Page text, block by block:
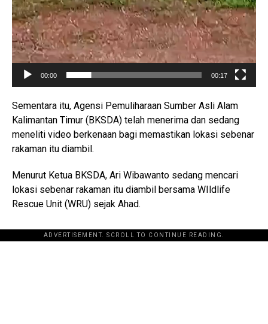
00:00 00:17
Sementara itu, Agensi Pemuliharaan Sumber Asli Alam
Kalimantan Timur (BKSDA) telah menerima dan sedang
meneliti video berkenaan bagi memastikan lokasi sebenar
rakaman itu diambil.
Menurut Ketua BKSDA, Ari Wibawanto sedang mencari
lokasi sebenar rakaman itu diambil bersama WIldlife
Rescue Unit (WRU) sejak Ahad.
ADVERTISEMENT. SCROLL TO CONTINUE READING.